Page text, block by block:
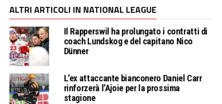
ALTRI ARTICOLI IN NATIONAL LEAGUE
Il Rapperswil ha prolungato i contratti di
coach Lundskog e del capitano Nico
Dünner
L’ex attaccante bianconero Daniel Carr
rinforzerà l’Ajoie per la prossima
stagione